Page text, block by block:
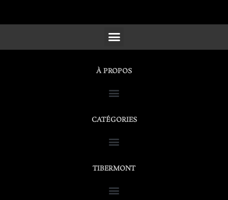
À PROPOS
CATÉGORIES
TIBERMONT